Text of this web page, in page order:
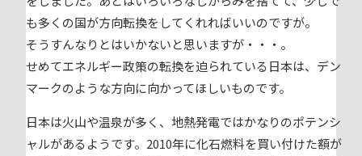
も多くの国が方向転換をしてくれればいいのですが。
そうすんなりとはいかないと思いますが・・・。
せめてエネルギー政策の転換を迫られている日本は、デン
マークのような方向に向かってほしいものです。
日本は火山や温泉が多く、地熱発電ではかなりのポテンシ
ャルがあるようです。2010年に化石燃料を買い付けた額が